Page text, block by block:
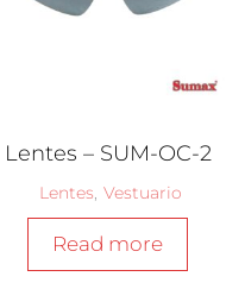
Lentes – SUM-OC-2
Lentes Vestuario
Read more